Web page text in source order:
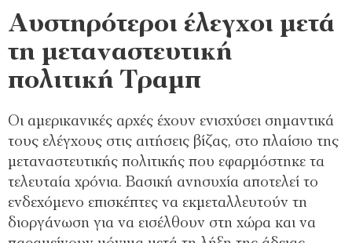
Αυστηρότεροι έλεγχοι μετά
τη μεταναστευτική
πολιτική Τραμπ
Οι αμερικανικές αρχές έχουν ενισχύσει σημαντικά
τους ελέγχους στις αιτήσεις βίζας, στο πλαίσιο της
μεταναστευτικής πολιτικής που εφαρμόστηκε τα
τελευταία χρόνια. Βασική ανησυχία αποτελεί το
ενδεχόμενο επισκέπτες να εκμεταλλευτούν τη
διοργάνωση για να εισέλθουν στη χώρα και να